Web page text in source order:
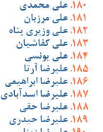
علی محمدی
علی مرزبان
علی وزیری پناه
علی کفاشیان
علی یونسی
علیرضا آرتا
علیرضا ابراهیمی
علیرضا اسدآبادی
علیرضا حقی
علیرضا حیدری